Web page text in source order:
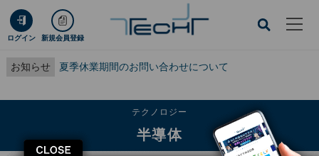
ログイン 新規会員登録
お知らせ 夏季休業期間のお問い合わせについて
CLOSE
テクノロジー
半導体